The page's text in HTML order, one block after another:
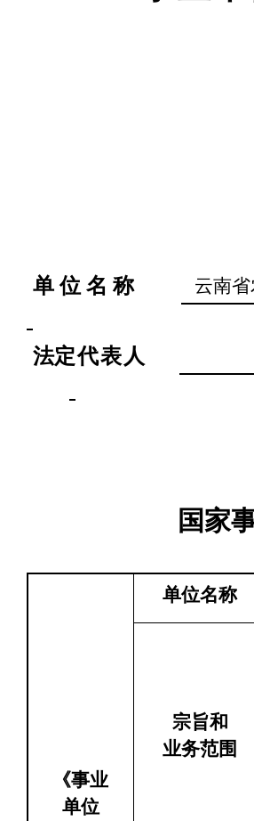
单 位 名 称 云南
法定代表人
国家
《事业
单位
单位名称
宗旨和
业务范围